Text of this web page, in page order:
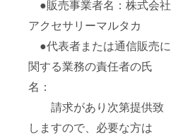
●販売事業者名：株式会社
アクセサリーマルタカ
●代表者または通信販売に
関する業務の責任者の氏
名：
請求があり次第提供致
しますので、必要な方は